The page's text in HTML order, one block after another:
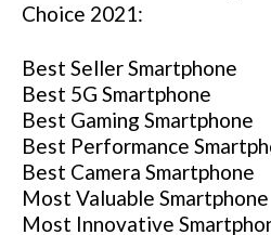
Choice 2021:
Best Seller Smartphone
Best 5G Smartphone
Best Gaming Smartphone
Best Performance
Best Camera Smartphone
Most Valuable Smartphone
Most Innovative